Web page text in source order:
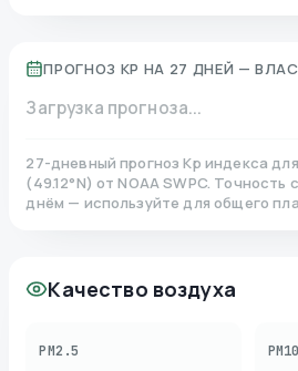
ПРОГНОЗ KP НА 27 ДНЕЙ —
Загрузка прогноза...
27-дневный прогноз Kp индекса
(49.12°N)от NOAA SWPC.
днём — используйте для общего
Качество воздуха
PM2.5 PM10